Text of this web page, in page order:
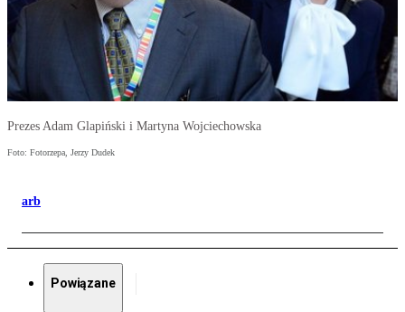
Prezes Adam Glapiński i Martyna Wojciechowska
Foto: Fotorzepa, Jerzy Dudek
arb
Powiązane